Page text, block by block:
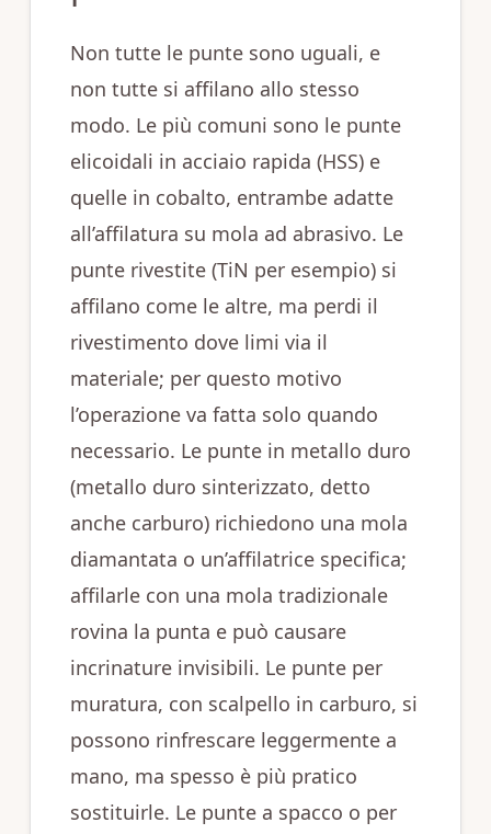
Non tutte le punte sono uguali, e
non tutte si affilano allo stesso
modo. Le più comuni sono le punte
elicoidali in acciaio rapida (HSS) e
quelle in cobalto, entrambe adatte
all’affilatura su mola ad abrasivo. Le
punte rivestite (TiN per esempio) si
affilano come le altre, ma perdi il
rivestimento dove limi via il
materiale; per questo motivo
l’operazione va fatta solo quando
necessario. Le punte in metallo duro
(metallo duro sinterizzato, detto
anche carburo) richiedono una mola
diamantata o un’affilatrice specifica;
affilarle con una mola tradizionale
rovina la punta e può causare
incrinature invisibili. Le punte per
muratura, con scalpello in carburo, si
possono rinfrescare leggermente a
mano, ma spesso è più pratico
sostituirle. Le punte a spacco o per